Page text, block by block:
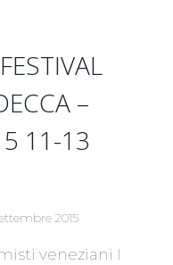
–
11-13
2015
veneziani I